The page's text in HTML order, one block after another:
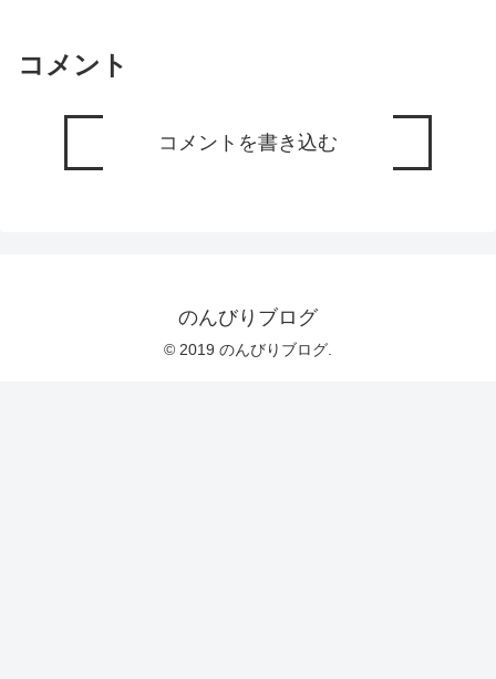
コメント
コメントを書き込む
のんびりブログ
© 2019 のんびりブログ.